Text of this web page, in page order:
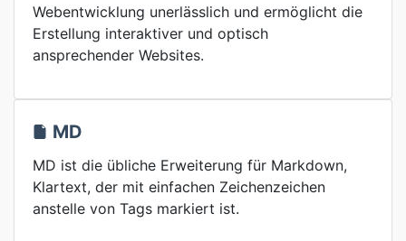
Webentwicklung unerlässlich und ermöglicht die
Erstellung interaktiver und optisch
ansprechender Websites.
MD
MD ist die übliche Erweiterung für Markdown,
Klartext, der mit einfachen Zeichenzeichen
anstelle von Tags markiert ist.